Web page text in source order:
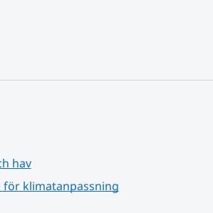
hav
klimatanpassning